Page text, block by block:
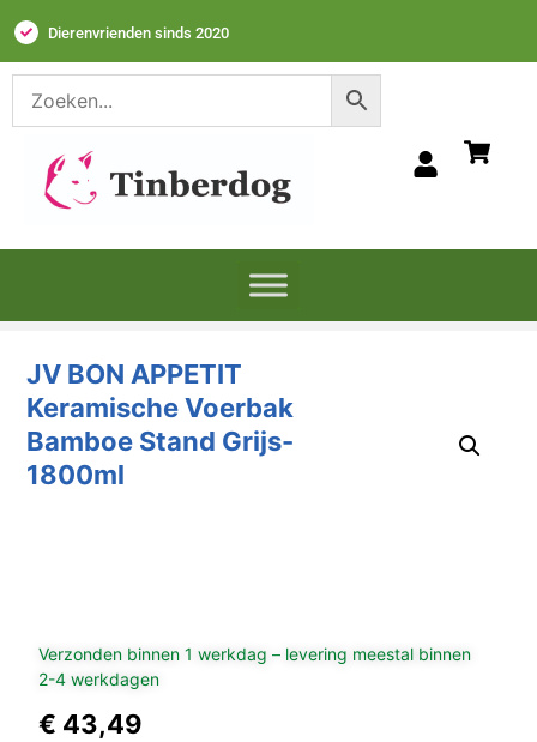
Dierenvrienden sinds 2020
JV BON APPETIT
Keramische Voerbak
Bamboe Stand Grijs-
1800ml
Verzonden binnen 1 werkdag – levering meestal binnen
2-4 werkdagen
€ 43,49